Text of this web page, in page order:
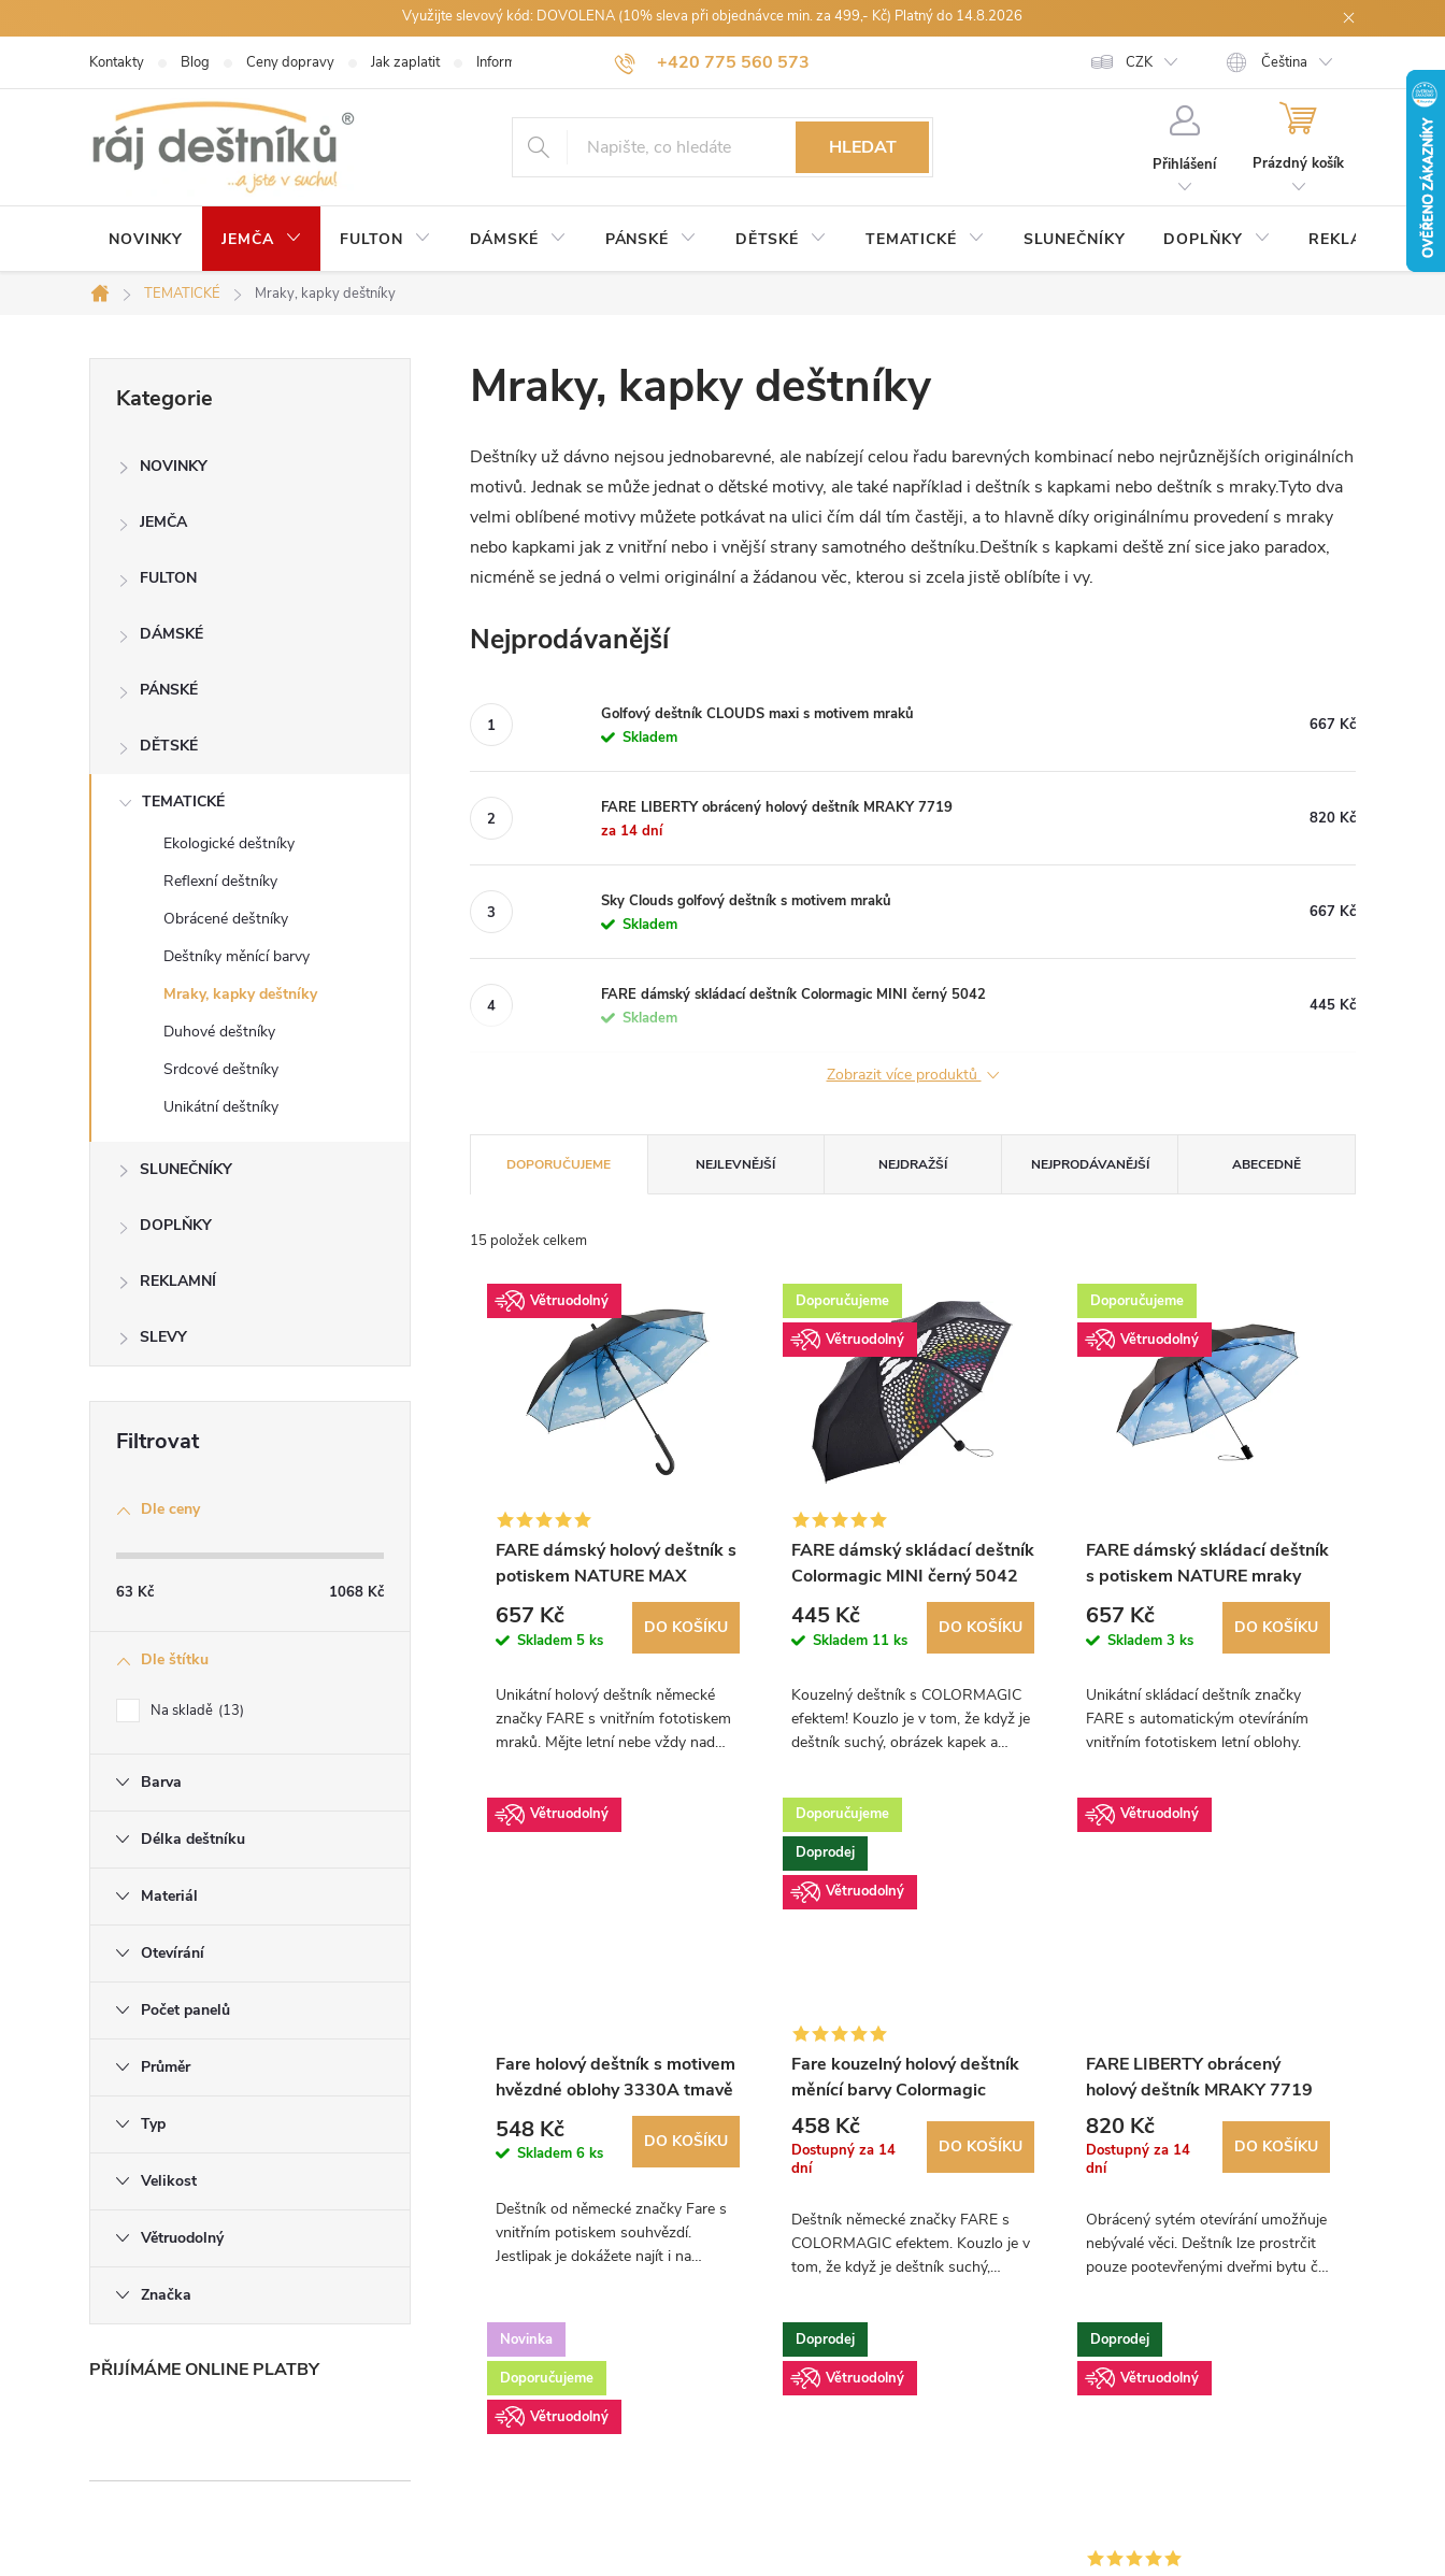
na
Využijte slevový kód: DOVOLENA (10% sleva při objednávce min. za 499,- Kč) Platný do 14.8.2026
+420 775 560 573
petra@rajdestniku.cz
Kontakty Blog Ceny dopravy Jak zaplatit Informace k nákupu Obchodní podmínky Podmínky ochrany osobních údajů Spolupráce B2B Reklamace zboží Odstoupení od
CZK Čeština
HLEDAT
Přihlášení
NÁKUPNÍ
Prázdný košík
NOVINKY JEMČA FULTON DÁMSKÉ PÁNSKÉ DĚTSKÉ TEMATICKÉ SLUNEČNÍKY DOPLŇKY REKLAMNÍ
Domů
TEMATICKÉ Mraky, kapky deštníky
í
kategorie
Kategorie
NOVINKY
JEMČA
FULTON
DÁMSKÉ
PÁNSKÉ
DĚTSKÉ
TEMATICKÉ
Ekologické deštníky
Reflexní deštníky
Obrácené deštníky
Deštníky měnící barvy
Mraky, kapky deštníky
Duhové deštníky
Srdcové deštníky
Unikátní deštníky
SLUNEČNÍKY
DOPLŇKY
REKLAMNÍ
SLEVY
Dle ceny
63 Kč 1068 Kč
Dle štítku
Na skladě 13
Barva
Délka deštníku
Materiál
Otevírání
Počet panelů
Průměr
Typ
Velikost
Větruodolný
Značka
PŘIJÍMÁME ONLINE PLATBY
Mraky, kapky deštníky
Deštníky už dávno nejsou jednobarevné, ale nabízejí celou řadu barevných kombinací nebo nejrůznějších originálních
motivů. Jednak se může jednat o dětské motivy, ale také například i deštník s kapkami nebo deštník s mraky.Tyto dva
velmi oblíbené motivy můžete potkávat na ulici čím dál tím častěji, a to hlavně díky originálnímu provedení s mraky
nebo kapkami jak z vnitřní nebo i vnější strany samotného deštníku.Deštník s kapkami deště zní sice jako paradox,
nicméně se jedná o velmi originální a žádanou věc, kterou si zcela jistě oblíbíte i vy.
Nejprodávanější
Golfový deštník CLOUDS maxi s motivem mraků
Skladem
667 Kč
FARE LIBERTY obrácený holový deštník MRAKY 7719
za 14 dní
820 Kč
Sky Clouds golfový deštník s motivem mraků
Skladem
667 Kč
FARE dámský skládací deštník Colormagic MINI černý 5042
Skladem
445 Kč
Zobrazit více produktů
a
z
e
ů
DOPORUČUJEME NEJLEVNĚJŠÍ NEJDRAŽŠÍ NEJPRODÁVANĚJŠÍ ABECEDNĚ
15 položek celkem
V
k
Větruodolný
FARE dámský holový deštník s
potiskem NATURE MAX
mraky 1193
657 Kč
Skladem 5 ks
DO KOŠÍKU
Unikátní holový deštník německé
značky FARE s vnitřním fototiskem
mraků. Mějte letní nebe vždy nad
Doporučujeme
Větruodolný
FARE dámský skládací deštník
Colormagic MINI černý 5042
445 Kč
Skladem 11 ks
DO KOŠÍKU
Kouzelný deštník s COLORMAGIC
efektem! Kouzlo je v tom, že když je
deštník suchý, obrázek kapek a
colormagic...
Doporučujeme
Větruodolný
FARE dámský skládací deštník
s potiskem NATURE mraky
5593
657 Kč
Skladem3 ks
DO KOŠÍKU
Unikátní skládací deštník značky
FARE s automatickým otevíráním
vnitřním fototiskem letní oblohy.
Větruodolný
Fare holový deštník s motivem
hvězdné oblohy 3330A tmavě
modrý
548 Kč
Skladem 6 ks
DO KOŠÍKU
Deštník od německé značky Fare s
vnitřním potiskem souhvězdí.
Jestlipak je dokážete najít i na
Doporučujeme
Doprodej
Větruodolný
Fare kouzelný holový deštník
měnící barvy Colormagic
1142C
458 Kč
za 14
dní
DO KOŠÍKU
Deštník německé značky FARE s
COLORMAGIC efektem. Kouzlo je v
tom, že když je deštník suchý,
objeví duha díky...
Větruodolný
FARE LIBERTY obrácený
holový deštník MRAKY 7719
820 Kč
za 14
dní
DO KOŠÍKU
Obrácený sytém otevírání umožňuje
nebývalé věci. Deštník lze prostrčit
pouze pootevřenými dveřmi bytu či
Novinka
Doporučujeme
Větruodolný
Doprodej
Větruodolný
Doprodej
Větruodolný